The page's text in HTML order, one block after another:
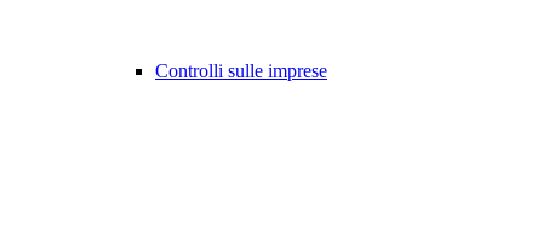
Controlli sulle imprese